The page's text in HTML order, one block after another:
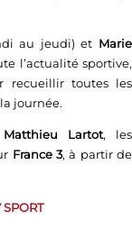
au jeudi) et Marie
l’actualité sportive,
recueillir toutes les
journée.
Matthieu Lartot, les
France 3, à partir de
SPORT